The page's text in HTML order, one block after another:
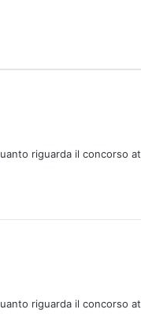
riguarda il concorso
riguarda il concorso